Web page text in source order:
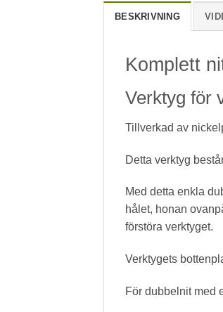
BESKRIVNING
Komplett
Verktyg för
Tillverkad av
Detta verktyg
Med detta enkla
hålet, honan
förstöra verktyget.
Verktygets
För dubbelnit med